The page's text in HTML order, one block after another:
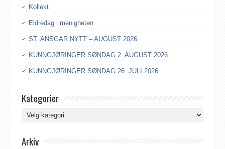
Kollekt
Eldredag i menigheten
ST. ANSGAR NYTT – AUGUST 2026
KUNNGJØRINGER SØNDAG 2. AUGUST 2026
KUNNGJØRINGER SØNDAG 26. JULI 2026
Kategorier
Kategorier
Arkiv